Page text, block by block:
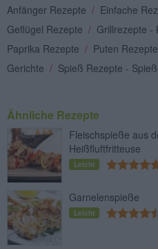
Anfänger Rezepte / Einfache
Geflügel Rezepte / Grillrezepte -
Paprika Rezepte / Puten Rezepte
Gerichte / Spieß Rezepte -
Ähnliche Rezepte
Fleischspieße aus
Heißfluftfritteuse
Leicht
Garnelenspieße
Leicht